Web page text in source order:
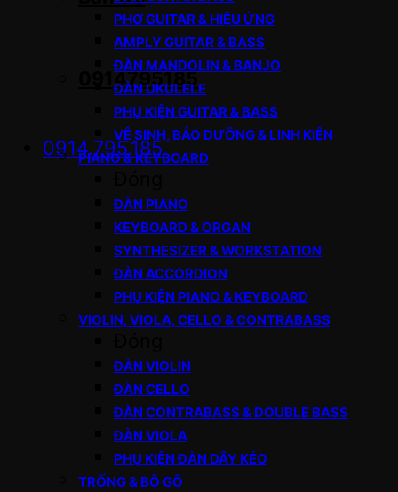
0914795185
0914.795.185
PHƠ GUITAR & HIỆU ỨNG
AMPLY GUITAR & BASS
ĐÀN MANDOLIN & BANJO
ĐÀN UKULELE
PHỤ KIỆN GUITAR & BASS
VỆ SINH, BẢO DƯỠNG & LINH KIỆN
PIANO & KEYBOARD
ĐÀN PIANO
KEYBOARD & ORGAN
SYNTHESIZER & WORKSTATION
ĐÀN ACCORDION
PHỤ KIỆN PIANO & KEYBOARD
VIOLIN, VIOLA, CELLO & CONTRABASS
ĐÀN VIOLIN
ĐÀN CELLO
ĐÀN CONTRABASS & DOUBLE BASS
ĐÀN VIOLA
PHỤ KIỆN ĐÀN DÂY KÉO
TRỐNG & BỘ GÕ